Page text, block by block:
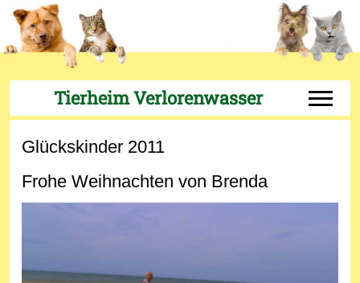
Tierheim Verlorenwasser Off-
Glückskinder 2011
Frohe Weihnachten von Brenda